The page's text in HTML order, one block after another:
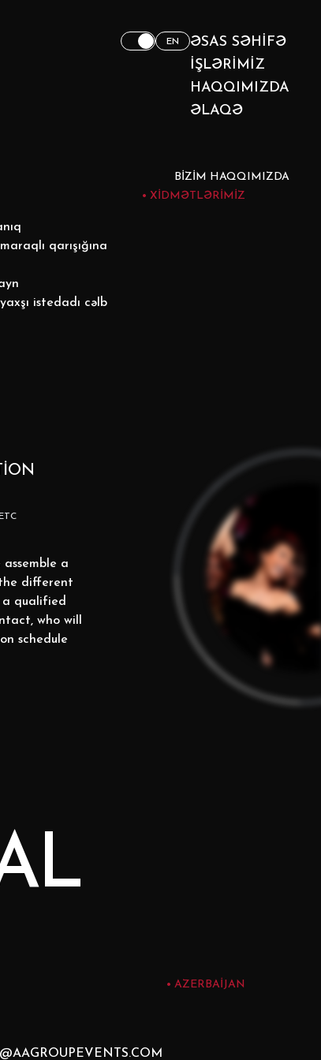
EN
ƏSAS SƏHIFƏ
İŞLƏRIMIZ
HAQQIMIZDA
ƏLAQƏ
qarışığına
istedadı cəlb
BIZIM HAQQIMIZDA
XIDMƏTLƏRIMIZ
a
different
a qualified
who will
schedule
AZERBAIJAN